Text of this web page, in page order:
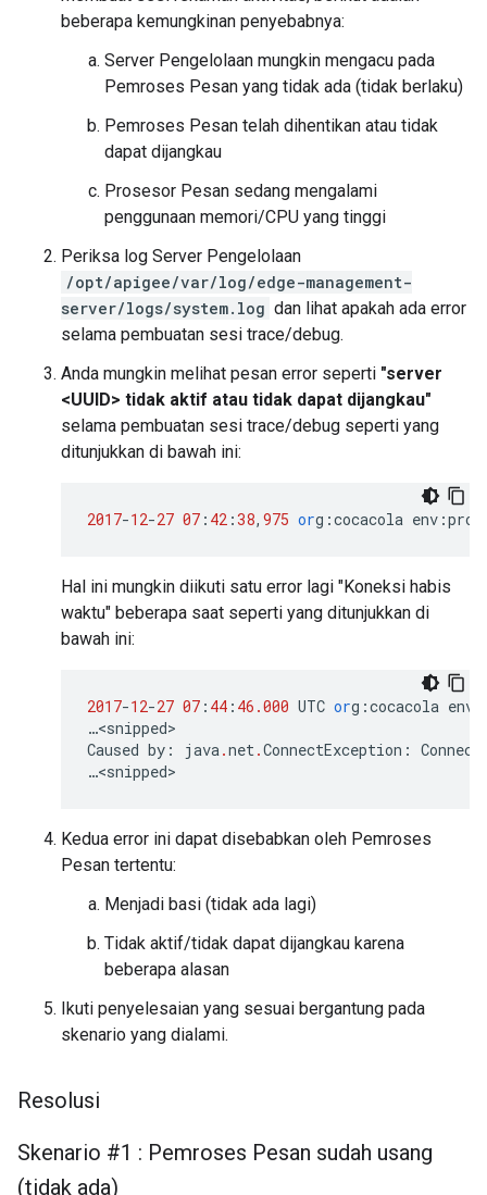
beberapa kemungkinan penyebabnya:
Server Pengelolaan mungkin mengacu pada
Pemroses Pesan yang tidak ada (tidak berlaku)
Pemroses Pesan telah dihentikan atau tidak
dapat dijangkau
Prosesor Pesan sedang mengalami
penggunaan memori/CPU yang tinggi
Periksa log Server Pengelolaan
/opt/apigee/var/log/edge-management-
server/logs/system.log dan lihat apakah ada error
selama pembuatan sesi trace/debug.
Anda mungkin melihat pesan error seperti "server
<UUID> tidak aktif atau tidak dapat dijangkau"
selama pembuatan sesi trace/debug seperti yang
ditunjukkan di bawah ini:
2017-12-27 07 : 42 :38, 975 org :cocacola env :prod
Hal ini mungkin diikuti satu error lagi "Koneksi habis
waktu" beberapa saat seperti yang ditunjukkan di
bawah ini:
2017-12-27 07 : 44 : 46.000 UTC org :cocacola env
…<snipped
Caused by : java .net .ConnectException :
…<snipped
Kedua error ini dapat disebabkan oleh Pemroses
Pesan tertentu:
Menjadi basi (tidak ada lagi)
Tidak aktif/tidak dapat dijangkau karena
beberapa alasan
Ikuti penyelesaian yang sesuai bergantung pada
skenario yang dialami.
Resolusi
Skenario #1 : Pemroses Pesan sudah usang
(tidak ada)